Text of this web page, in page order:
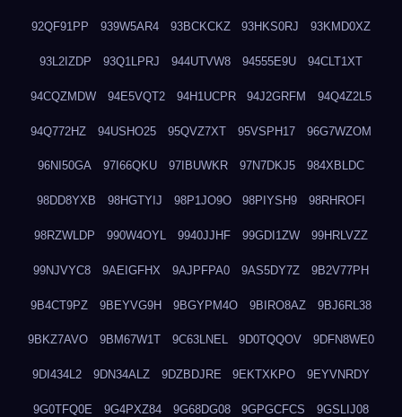
92QF91PP 939W5AR4 93BCKCKZ 93HKS0RJ 93KMD0XZ
93L2IZDP 93Q1LPRJ 944UTVW8 94555E9U 94CLT1XT
94CQZMDW 94E5VQT2 94H1UCPR 94J2GRFM 94Q4Z2L5
94Q772HZ 94USHO25 95QVZ7XT 95VSPH17 96G7WZOM
96NI50GA 97I66QKU 97IBUWKR 97N7DKJ5 984XBLDC
98DD8YXB 98HGTYIJ 98P1JO9O 98PIYSH9 98RHROFI
98RZWLDP 990W4OYL 9940JJHF 99GDI1ZW 99HRLVZZ
99NJVYC8 9AEIGFHX 9AJPFPA0 9AS5DY7Z 9B2V77PH
9B4CT9PZ 9BEYVG9H 9BGYPM4O 9BIRO8AZ 9BJ6RL38
9BKZ7AVO 9BM67W1T 9C63LNEL 9D0TQQOV 9DFN8WE0
9DI434L2 9DN34ALZ 9DZBDJRE 9EKTXKPO 9EYVNRDY
9G0TFQ0E 9G4PXZ84 9G68DG08 9GPGCFCS 9GSLIJ08